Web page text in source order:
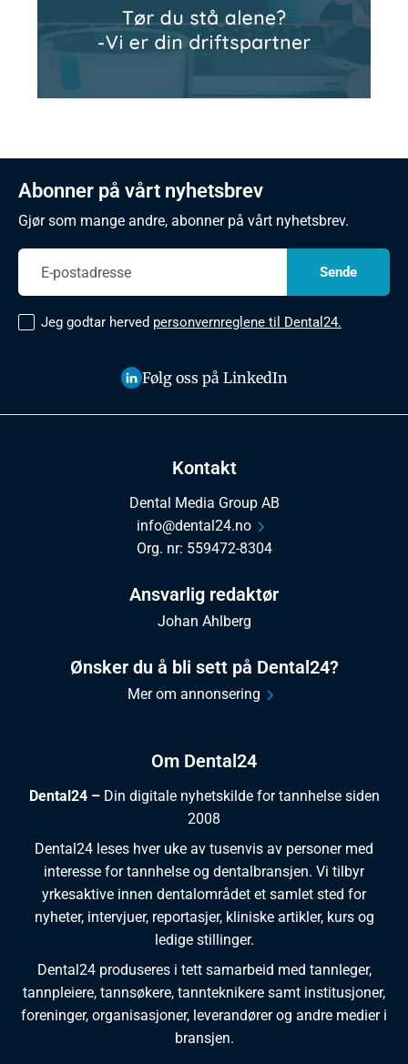
Om Dental24
Dental24 – Din digitale nyhetskilde for tannhelse siden
2008
Dental24 leses hver uke av tusenvis av personer med
interesse for tannhelse og dentalbransjen. Vi tilbyr
yrkesaktive innen dentalområdet et samlet sted for
nyheter, intervjuer, reportasjer, kliniske artikler, kurs og
ledige stillinger.
Dental24 produseres i tett samarbeid med tannleger,
tannpleiere, tannsøkere, tannteknikere samt institusjoner,
foreninger, organisasjoner, leverandører og andre medier i
bransjen.
Kontakt
Dental Media Group AB
info@dental24.no
Org. nr: 559472-8304
Ansvarlig redaktør
Johan Ahlberg
Ønsker du å bli sett på Dental24?
Mer om annonsering
Abonner på vårt nyhetsbrev
Gjør som mange andre, abonner på vårt nyhetsbrev.
Jeg godtar herved personvernreglene til Dental24.
Følg oss på LinkedIn